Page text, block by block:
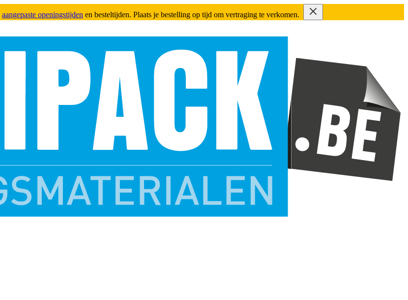
aangepaste openingstijden en besteltijden. Plaats je bestelling op tijd om vertraging te verkomen.